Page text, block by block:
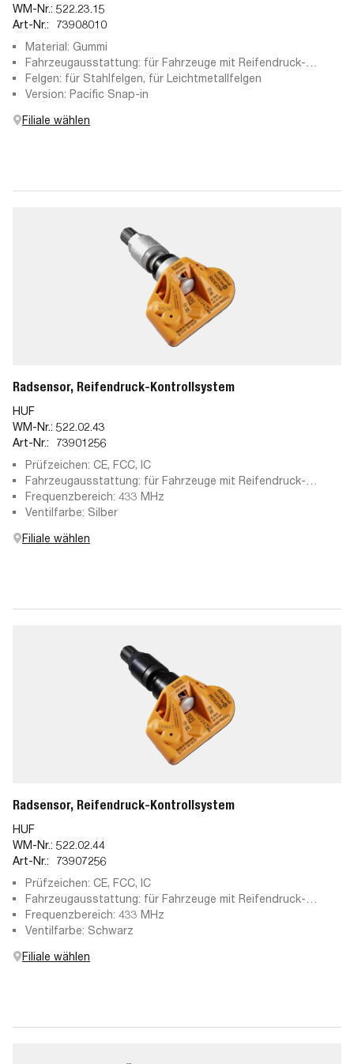
WM-Nr.: 522.23.15
Art-Nr.:
73908010
Material: Gummi
Fahrzeugausstattung: für Fahrzeuge mit Reifendruck-
Kontrollsystem
Felgen: für Stahlfelgen, für Leichtmetallfelgen
Version: Pacific Snap-in
Filiale wählen
Radsensor, Reifendruck-Kontrollsystem
HUF
WM-Nr.: 522.02.43
Art-Nr.:
73901256
Prüfzeichen: CE, FCC, IC
Fahrzeugausstattung: für Fahrzeuge mit Reifendruck-
Kontrollsystem
Frequenzbereich: 433 MHz
Ventilfarbe: Silber
Filiale wählen
Radsensor, Reifendruck-Kontrollsystem
HUF
WM-Nr.: 522.02.44
Art-Nr.:
73907256
Prüfzeichen: CE, FCC, IC
Fahrzeugausstattung: für Fahrzeuge mit Reifendruck-
Kontrollsystem
Frequenzbereich: 433 MHz
Ventilfarbe: Schwarz
Filiale wählen